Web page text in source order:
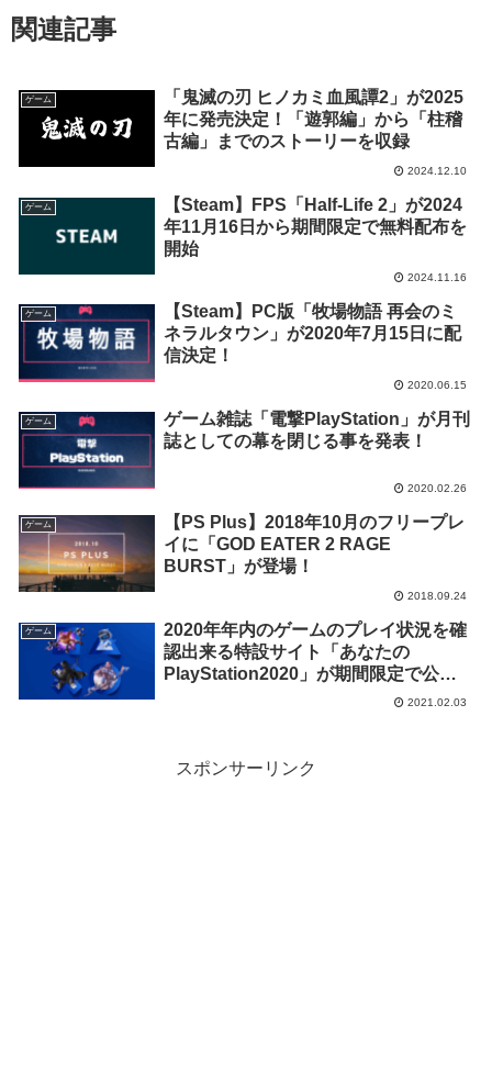
関連記事
ゲーム
「鬼滅の刃 ヒノカミ血風譚2」が2025
年に発売決定！「遊郭編」から「柱稽
古編」までのストーリーを収録
2024.12.10
ゲーム
【Steam】FPS「Half-Life 2」が2024
年11月16日から期間限定で無料配布を
開始
2024.11.16
ゲーム
【Steam】PC版「牧場物語 再会のミ
ネラルタウン」が2020年7月15日に配
信決定！
2020.06.15
ゲーム
ゲーム雑誌「電撃PlayStation」が月刊
誌としての幕を閉じる事を発表！
2020.02.26
ゲーム
【PS Plus】2018年10月のフリープレ
イに「GOD EATER 2 RAGE
BURST」が登場！
2018.09.24
ゲーム
2020年年内のゲームのプレイ状況を確
認出来る特設サイト「あなたの
PlayStation2020」が期間限定で公
開、「PS4」用テーマも無料配布中
2021.02.03
スポンサーリンク